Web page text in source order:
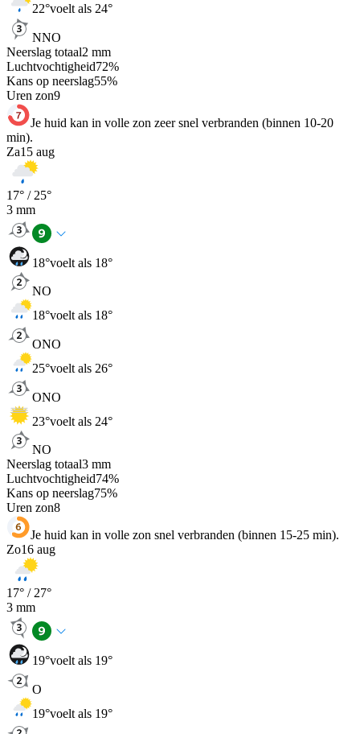
22°voelt als 24°
NNO
Neerslag totaal2 mm
Luchtvochtigheid72%
Kans op neerslag55%
Uren zon9
Je huid kan in volle zon zeer snel verbranden (binnen 10-20
min).
Za15 aug
17° / 25°
3 mm
18°voelt als 18°
NO
18°voelt als 18°
ONO
25°voelt als 26°
ONO
23°voelt als 24°
NO
Neerslag totaal3 mm
Luchtvochtigheid74%
Kans op neerslag75%
Uren zon8
Je huid kan in volle zon snel verbranden (binnen 15-25 min).
Zo16 aug
17° / 27°
3 mm
19°voelt als 19°
O
19°voelt als 19°